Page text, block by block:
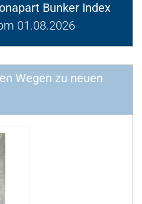
Bunker Index
01.08.2026
Wegen zu neuen